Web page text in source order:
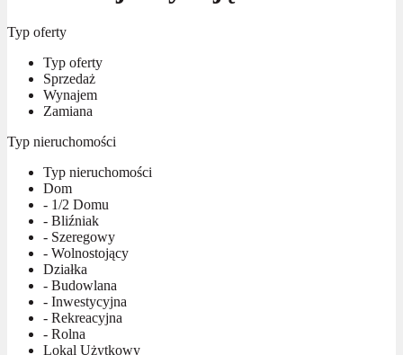
Typ oferty
Typ oferty
Sprzedaż
Wynajem
Zamiana
Typ nieruchomości
Typ nieruchomości
Dom
- 1/2 Domu
- Bliźniak
- Szeregowy
- Wolnostojący
Działka
- Budowlana
- Inwestycyjna
- Rekreacyjna
- Rolna
Lokal Użytkowy